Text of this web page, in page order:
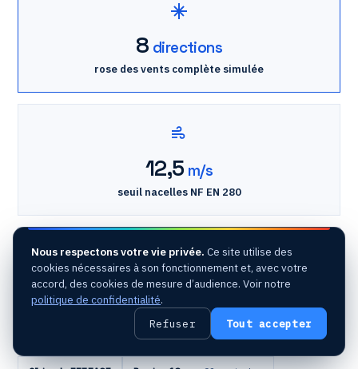
8 directions
rose des vents complète simulée
12,5 m/s
seuil nacelles NF EN 280
~250h/an
indisponibilité estimée des nacelles
Nous respectons votre vie privée. Ce site utilise des
cookies nécessaires à son fonctionnement et, avec votre
accord, des cookies de mesure d’audience. Voir notre
politique de confidentialité.
Refuser Tout accepter